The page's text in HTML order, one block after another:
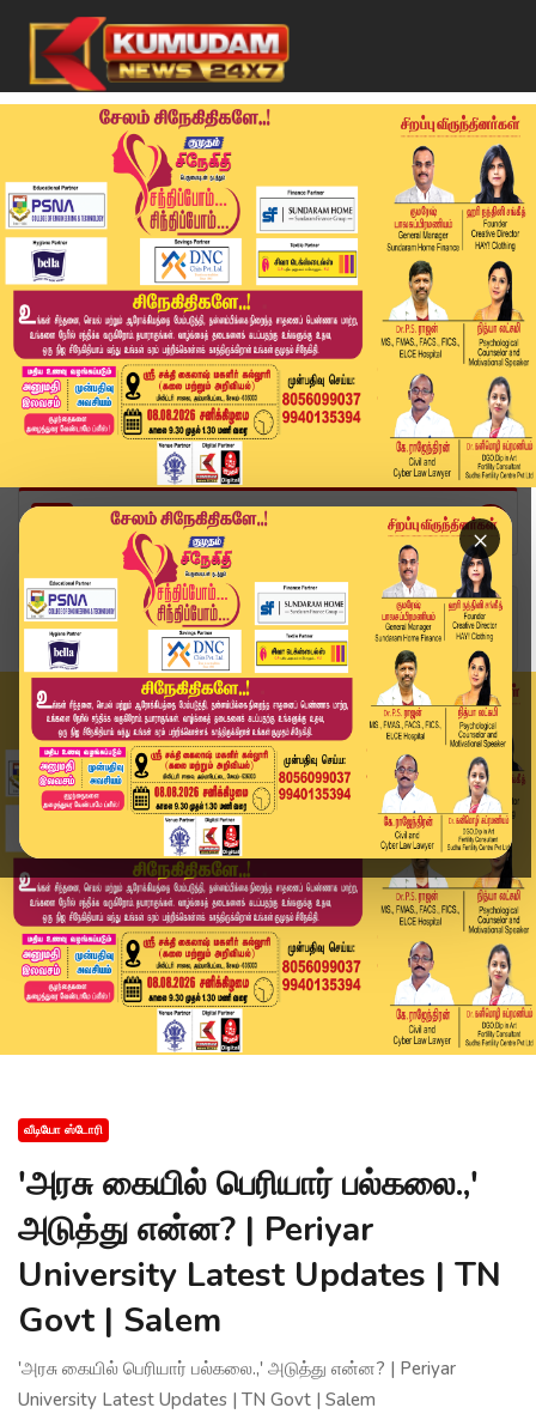
×
Home
வீடியோ ஸ்டோரி
'அரசு கையில் பெரியார் பல்கலை.,' அடுத்து என்ன? |...
வீடியோ ஸ்டோரி
'அரசு கையில் பெரியார் பல்கலை.,'
அடுத்து என்ன? | Periyar
University Latest Updates | TN
Govt | Salem
'அரசு கையில் பெரியார் பல்கலை.,' அடுத்து என்ன? | Periyar
University Latest Updates | TN Govt | Salem